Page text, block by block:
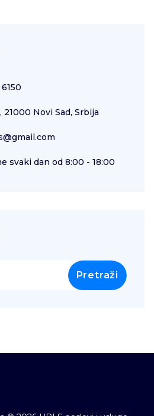
21000 Novi Sad, Srbija
svaki dan od 8:00 - 18:00